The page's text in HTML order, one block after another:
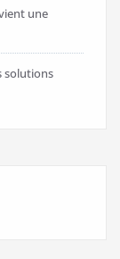
une
solutions